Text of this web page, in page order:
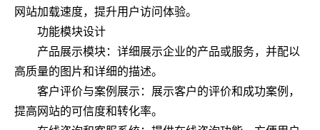
网站加载速度，提升用户访问体验。
功能模块设计
产品展示模块：详细展示企业的产品或服务，并配以
高质量的图片和详细的描述。
客户评价与案例展示：展示客户的评价和成功案例，
提高网站的可信度和转化率。